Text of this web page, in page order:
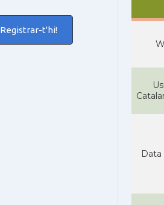
Registrar-t'hi!
Data